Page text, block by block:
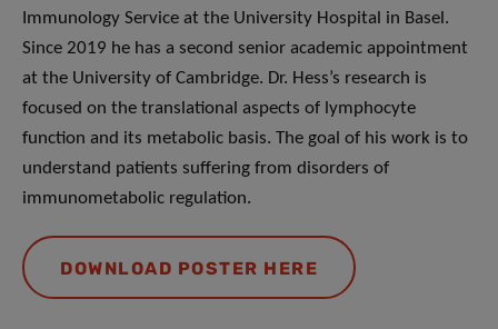
Immunology Service at the University Hospital in Basel.
Since 2019 he has a second senior academic appointment
at the University of Cambridge. Dr. Hess’s research is
focused on the translational aspects of lymphocyte
function and its metabolic basis. The goal of his work is to
understand patients suffering from disorders of
immunometabolic regulation.
DOWNLOAD POSTER HERE